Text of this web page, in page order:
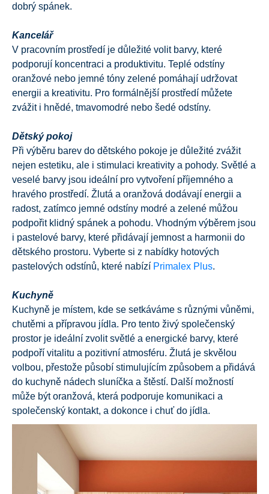
dobrý spánek.
Kancelář
V pracovním prostředí je důležité volit barvy, které
podporují koncentraci a produktivitu. Teplé odstíny
oranžové nebo jemné tóny zelené pomáhají udržovat
energii a kreativitu. Pro formálnější prostředí můžete
zvážit i hnědé, tmavomodré nebo šedé odstíny.
Dětský pokoj
Při výběru barev do dětského pokoje je důležité zvážit
nejen estetiku, ale i stimulaci kreativity a pohody. Světlé a
veselé barvy jsou ideální pro vytvoření příjemného a
hravého prostředí. Žlutá a oranžová dodávají energii a
radost, zatímco jemné odstíny modré a zelené můžou
podpořit klidný spánek a pohodu. Vhodným výběrem jsou
i pastelové barvy, které přidávají jemnost a harmonii do
dětského prostoru. Vyberte si z nabídky hotových
pastelových odstínů, které nabízí Primalex Plus.
Kuchyně
Kuchyně je místem, kde se setkáváme s různými vůněmi,
chutěmi a přípravou jídla. Pro tento živý společenský
prostor je ideální zvolit světlé a energické barvy, které
podpoří vitalitu a pozitivní atmosféru. Žlutá je skvělou
volbou, přestože působí stimulujícím způsobem a přidává
do kuchyně nádech sluníčka a štěstí. Další možností
může být oranžová, která podporuje komunikaci a
společenský kontakt, a dokonce i chuť do jídla.